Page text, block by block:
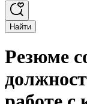
Найти
Резюме